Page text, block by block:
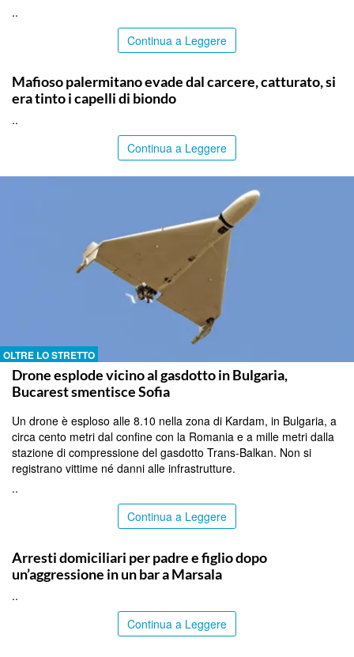
..
Continua a Leggere
Mafioso palermitano evade dal carcere, catturato, si
era tinto i capelli di biondo
..
Continua a Leggere
OLTRE LO STRETTO
Drone esplode vicino al gasdotto in Bulgaria,
Bucarest smentisce Sofia
Un drone è esploso alle 8.10 nella zona di Kardam, in Bulgaria, a
circa cento metri dal confine con la Romania e a mille metri dalla
stazione di compressione del gasdotto Trans-Balkan. Non si
registrano vittime né danni alle infrastrutture.
..
Continua a Leggere
Arresti domiciliari per padre e figlio dopo
un’aggressione in un bar a Marsala
..
Continua a Leggere